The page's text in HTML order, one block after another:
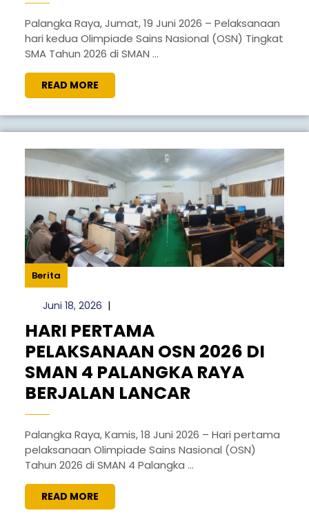
PELAKSANAAN
OSN
2026
DI
SMAN
4
PALANGKA
RAYA
BERLANGSUNG
TERTIB
DAN
LANCAR
Palangka Raya, Jumat, 19 Juni 2026 – Pelaksanaan
hari kedua Olimpiade Sains Nasional (OSN) Tingkat
SMA Tahun 2026 di SMAN ...
READ MORE
MORE
Berita
Juni 18, 2026Juni
2026
|
HARI PERTAMA
PELAKSANAAN OSN 2026 DI
SMAN 4 PALANGKA RAYA
BERJALAN LANCARHARI
OSN
2026
Palangka Raya, Kamis, 18 Juni 2026 – Hari pertama
pelaksanaan Olimpiade Sains Nasional (OSN)
Tahun 2026 di SMAN 4 Palangka ...
READ MORE
MORE